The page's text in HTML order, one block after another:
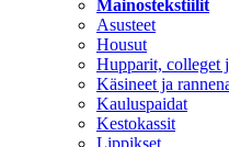
Mainostekstiilit
Asusteet
Housut
Hupparit, colleget
Käsineet ja
Kauluspaidat
Kestokassit
Lippikset